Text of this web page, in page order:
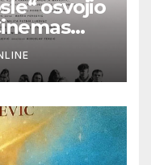
osvojio
festivalu